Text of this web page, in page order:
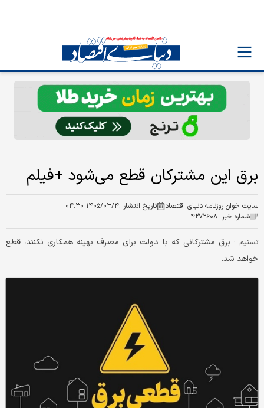
برق این مشترکان قطع می‌شود +فیلم
سایت خوان روزنامه دنیای اقتصاد تاریخ انتشار :۱۴۰۵/۰۳/۴ ۰۴:۳۰
شماره خبر :۴۲۷۲۶۰۸
تسنیم : برق مشترکانی که با دولت برای مصرف بهینه همکاری نکنند، قطع
خواهد شد.